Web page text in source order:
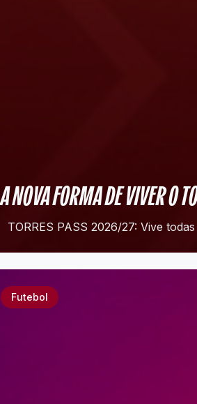
A NOVA FORMA DE VIVER O
TORRES PASS 2026/27: Vive
Futebol